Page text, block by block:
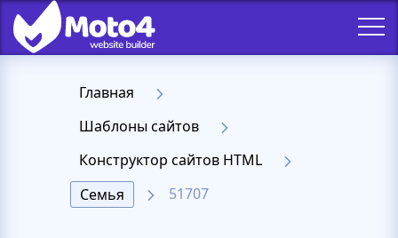
Главная
Шаблоны сайтов
Конструктор сайтов HTML
Семья
51707